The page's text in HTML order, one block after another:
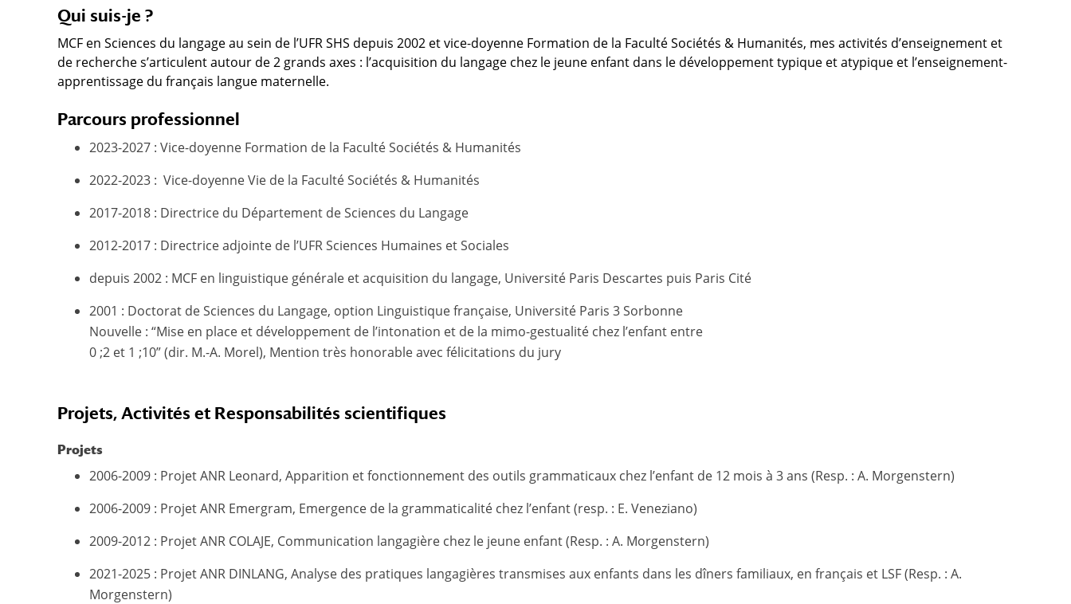
Qui suis-je ?
MCF en Sciences du langage au sein de l’UFR SHS depuis 2002 et vice-doyenne Formation de la Faculté Sociétés & Humanités, mes activités d’enseignement et
de recherche s’articulent autour de 2 grands axes : l’acquisition du langage chez le jeune enfant dans le développement typique et atypique et l’enseignement-
apprentissage du français langue maternelle.
Parcours professionnel
2023-2027 : Vice-doyenne Formation de la Faculté Sociétés & Humanités
2022-2023 : Vice-doyenne Vie de la Faculté Sociétés & Humanités
2017-2018 : Directrice du Département de Sciences du Langage
2012-2017 : Directrice adjointe de l’UFR Sciences Humaines et Sociales
depuis 2002 : MCF en linguistique générale et acquisition du langage, Université Paris Descartes puis Paris Cité
2001 : Doctorat de Sciences du Langage, option Linguistique française, Université Paris 3 Sorbonne
Nouvelle : “Mise en place et développement de l’intonation et de la mimo-gestualité chez l’enfant entre
0 ;2 et 1 ;10” (dir. M.-A. Morel), Mention très honorable avec félicitations du jury
Projets, Activités et Responsabilités scientifiques
Projets
2006-2009 : Projet ANR Leonard, Apparition et fonctionnement des outils grammaticaux chez l’enfant de 12 mois à 3 ans (Resp. : A. Morgenstern)
2006-2009 : Projet ANR Emergram, Emergence de la grammaticalité chez l’enfant (resp. : E. Veneziano)
2009-2012 : Projet ANR COLAJE, Communication langagière chez le jeune enfant (Resp. : A. Morgenstern)
2021-2025 : Projet ANR DINLANG, Analyse des pratiques langagières transmises aux enfants dans les dîners familiaux, en français et LSF (Resp. : A.
Morgenstern)